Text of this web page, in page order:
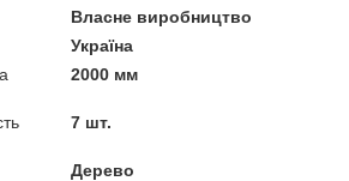
Власне виробництво
Україна
2000 мм
7 шт.
Дерево